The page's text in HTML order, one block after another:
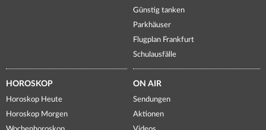
Günstig tanken
Parkhäuser
Flugplan Frankfurt
Schulausfälle
HOROSKOP
Horoskop Heute
Horoskop Morgen
ON AIR
Sendungen
Aktionen